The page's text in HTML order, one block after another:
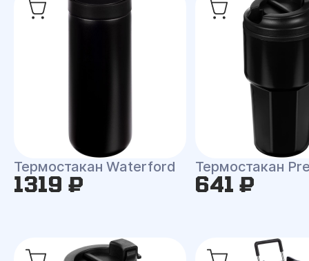
Термостакан Waterford
1319 ₽
Термостакан
641 ₽